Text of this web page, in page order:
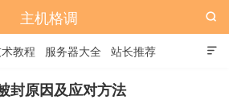
主机格调

教程 服务器大全 站长推荐

封原因及应对方法